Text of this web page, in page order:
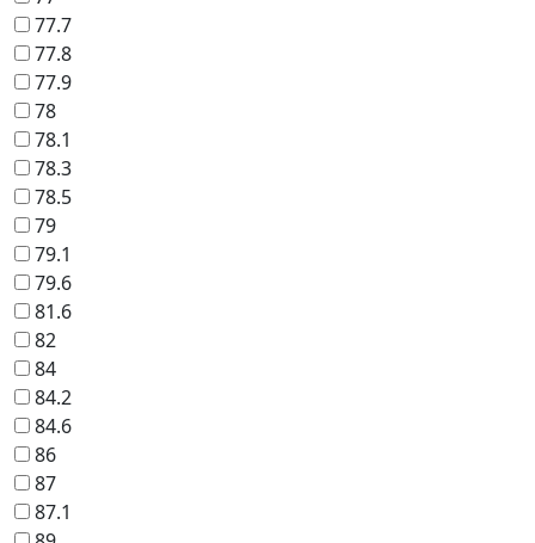
77.7
77.8
77.9
78
78.1
78.3
78.5
79
79.1
79.6
81.6
82
84
84.2
84.6
86
87
87.1